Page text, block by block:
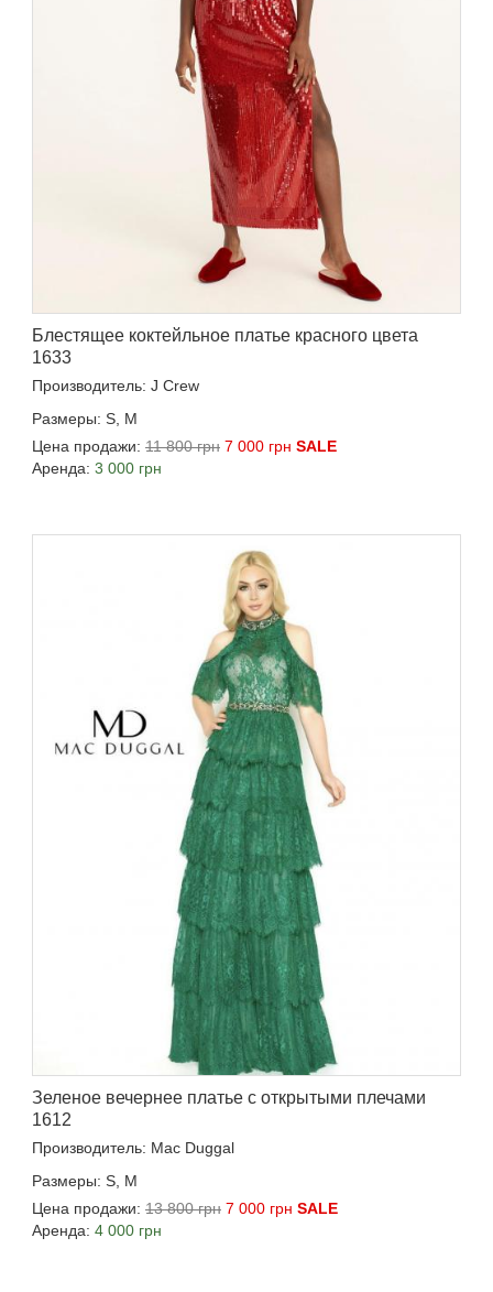
Блестящее коктейльное платье красного цвета
1633
Производитель: J Crew
Размеры: S, M
Цена продажи: 11 800 грн 7 000 грн SALE
Аренда: 3 000 грн
Зеленое вечернее платье с открытыми плечами
1612
Производитель: Mac Duggal
Размеры: S, M
Цена продажи: 13 800 грн 7 000 грн SALE
Аренда: 4 000 грн